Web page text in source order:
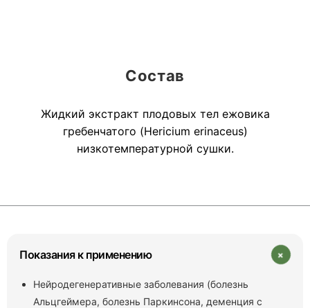
Состав
Жидкий экстракт плодовых тел ежовика
гребенчатого (Hericium erinaceus)
низкотемпературной сушки.
Показания к применению +
Нейродегенеративные заболевания (болезнь
Альцгеймера, болезнь Паркинсона, деменция с